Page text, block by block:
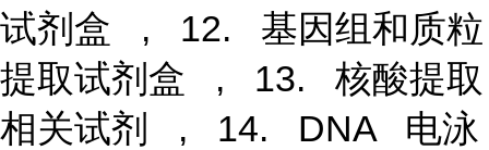
试剂盒 , 12. 基因组和质粒
提取试剂盒 , 13. 核酸提取
相关试剂 , 14. DNA 电泳